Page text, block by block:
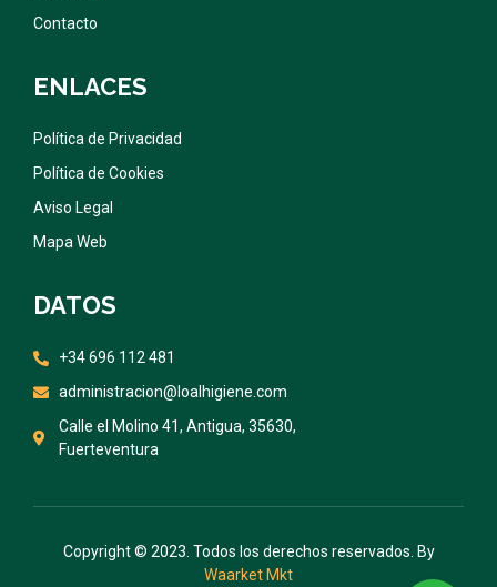
Contacto
ENLACES
Política de Privacidad
Política de Cookies
Aviso Legal
Mapa Web
DATOS
+34 696 112 481
administracion@loalhigiene.com
Calle el Molino 41, Antigua, 35630,
Fuerteventura
Copyright © 2023. Todos los derechos reservados. By
Waarket Mkt